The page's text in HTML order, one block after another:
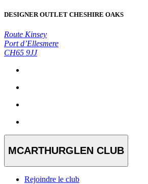
DESIGNER OUTLET CHESHIRE OAKS
Route Kinsey
Port d’Ellesmere
CH65 9JJ
MCARTHURGLEN CLUB
Rejoindre le club